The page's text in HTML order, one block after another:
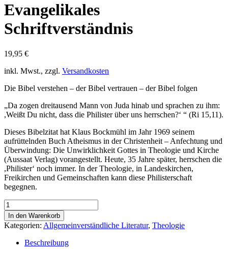
Evangelikales
Schriftverständnis
19,95 €
inkl. Mwst., zzgl. Versandkosten
Die Bibel verstehen – der Bibel vertrauen – der Bibel folgen
„Da zogen dreitausend Mann von Juda hinab und sprachen zu ihm:
,Weißt Du nicht, dass die Philister über uns herrschen?‘ “ (Ri 15,11).
Dieses Bibelzitat hat Klaus Bockmühl im Jahr 1969 seinem
aufrüttelnden Buch Atheismus in der Christenheit – Anfechtung und
Überwindung: Die Unwirklichkeit Gottes in Theologie und Kirche
(Aussaat Verlag) vorangestellt. Heute, 35 Jahre später, herrschen die
,Philister‘ noch immer. In der Theologie, in Landeskirchen,
Freikirchen und Gemeinschaften kann diese Philisterschaft
begegnen.
Evangelikales
Schriftverständnis
Menge
In den Warenkorb
Kategorien: Allgemeinverständliche Literatur, Theologie
Beschreibung